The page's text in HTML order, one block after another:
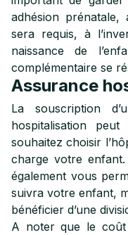
adhésion prénatale,
sera requis, à
naissance de
complémentaire se
Assurance
La souscription
hospitalisation peut
souhaitez choisir
charge votre enfant.
également vous
suivra votre enfant,
bénéficier d’une
A noter que le coût